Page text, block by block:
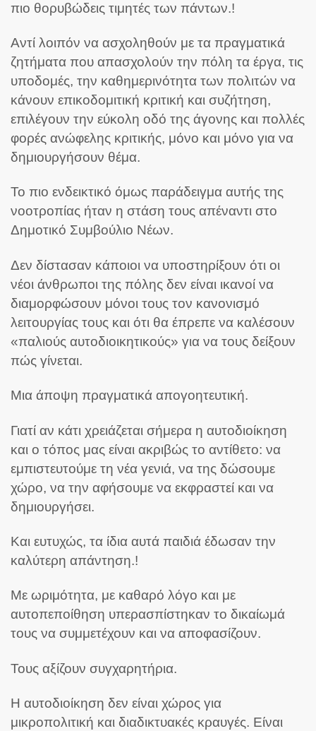
πιο θορυβώδεις τιμητές των πάντων.!
Αντί λοιπόν να ασχοληθούν με τα πραγματικά
ζητήματα που απασχολούν την πόλη τα έργα, τις
υποδομές, την καθημερινότητα των πολιτών να
κάνουν επικοδομιτική κριτική και συζήτηση,
επιλέγουν την εύκολη οδό της άγονης και πολλές
φορές ανώφελης κριτικής, μόνο και μόνο για να
δημιουργήσουν θέμα.
Το πιο ενδεικτικό όμως παράδειγμα αυτής της
νοοτροπίας ήταν η στάση τους απέναντι στο
Δημοτικό Συμβούλιο Νέων.
Δεν δίστασαν κάποιοι να υποστηρίξουν ότι οι
νέοι άνθρωποι της πόλης δεν είναι ικανοί να
διαμορφώσουν μόνοι τους τον κανονισμό
λειτουργίας τους και ότι θα έπρεπε να καλέσουν
«παλιούς αυτοδιοικητικούς» για να τους δείξουν
πώς γίνεται.
Μια άποψη πραγματικά απογοητευτική.
Γιατί αν κάτι χρειάζεται σήμερα η αυτοδιοίκηση
και ο τόπος μας είναι ακριβώς το αντίθετο: να
εμπιστευτούμε τη νέα γενιά, να της δώσουμε
χώρο, να την αφήσουμε να εκφραστεί και να
δημιουργήσει.
Και ευτυχώς, τα ίδια αυτά παιδιά έδωσαν την
καλύτερη απάντηση.!
Με ωριμότητα, με καθαρό λόγο και με
αυτοπεποίθηση υπερασπίστηκαν το δικαίωμά
τους να συμμετέχουν και να αποφασίζουν.
Τους αξίζουν συγχαρητήρια.
Η αυτοδιοίκηση δεν είναι χώρος για
μικροπολιτική και διαδικτυακές κραυγές. Είναι